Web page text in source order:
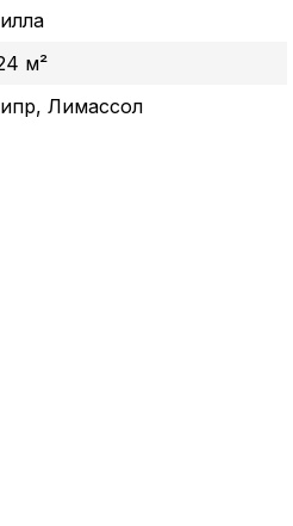
м²
Лимассол